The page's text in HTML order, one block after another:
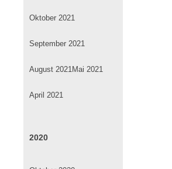
Oktober 2021
September 2021
August 2021 Mai 2021
April 2021
2020